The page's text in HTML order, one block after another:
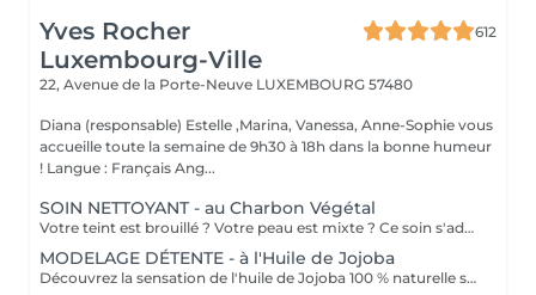
Yves Rocher
Luxembourg-Ville
612
22, Avenue de la Porte-Neuve LUXEMBOURG 57480
Diana (responsable) Estelle ,Marina, Vanessa, Anne-Sophie vous
accueille toute la semaine de 9h30 à 18h dans la bonne humeur
! Langue : Français Ang...
SOIN NETTOYANT - au Charbon Végétal
Votre teint est brouillé ? Votre peau est mixte ? Ce soin s'adresse à vous. Votre peau est nettoyée par une exfoliation douce, sous vapeur, complétée par une extraction des comédons. Pour finir, l'application d'un masque purifie la zone médiane (front, nez, menton), et hydrate le reste de votre visage. Bénéfices : Detoxifié et hydraté, votre visage retrouve un teint unifié, frais et lumineux.
MODELAGE DÉTENTE - à l'Huile de Jojoba
Découvrez la sensation de l'huile de Jojoba 100 % naturelle sur votre peau. Nourrie, votre peau retrouve tout son confort. Libéré de ses tensions grâce aux mains habiles de notre esthéticienne, votre visage est détendu. Bénéfices : Nourrie, votre peau retrouve tout son confort.